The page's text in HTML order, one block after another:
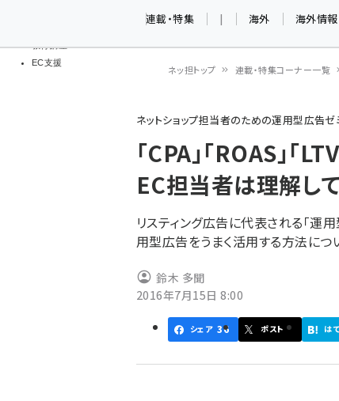
移
教育講座
EC支援
連載・特集 | 海外 海外情報
ン
く
ず
ネッ担トップ 連載・特集コーナー一覧
ネットショップ担当者のための運用型広告ゼ
「CPA」「ROAS」「
EC担当者は理解し
リスティング広告に代表される「運
用型広告をうまく活用する方法につ
鈴木 多聞
2016年7月15日 8:00
シェア 36 ポスト は